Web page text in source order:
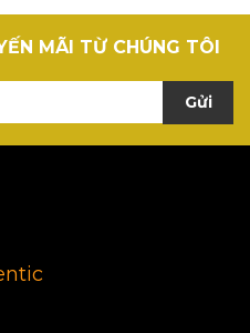
MÃI TỪ CHÚNG TÔI
Gửi